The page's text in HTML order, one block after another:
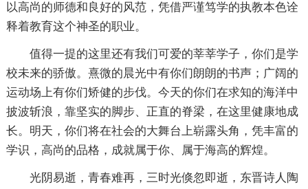
以高尚的师德和良好的风范，凭借严谨笃学的执教本色诠
释着教育这个神圣的职业。
值得一提的这里还有我们可爱的莘莘学子，你们是学
校未来的骄傲。熹微的晨光中有你们朗朗的书声；广阔的
运动场上有你们矫健的步伐。今天的你们在求知的海洋中
披波斩浪，靠坚实的脚步、正直的脊梁，在这里健康地成
长。明天，你们将在社会的大舞台上崭露头角，凭丰富的
学识，高尚的品格，成就属于你、属于海高的辉煌。
光阴易逝，青春难再，三时光倏忽即逝，东晋诗人陶